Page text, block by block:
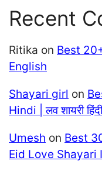
Recent
Ritika on Best
English
Shayari girl on
Hindi | लव शायरी
Umesh on Best
Eid Love Shayari